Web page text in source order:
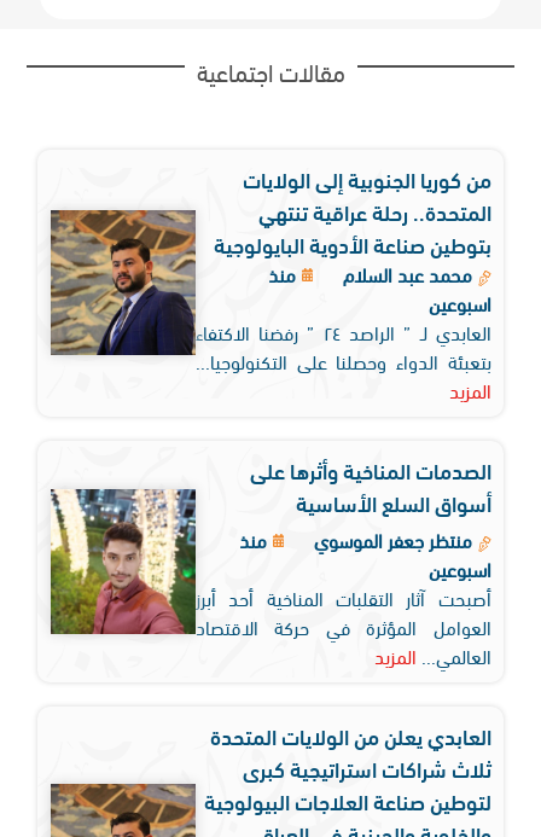
مقالات اجتماعية
من كوريا الجنوبية إلى الولايات
المتحدة.. رحلة عراقية تنتهي
بتوطين صناعة الأدوية البايولوجية
محمد عبد السلام
منذ
اسبوعين
العابدي لـ ” الراصد ٢٤ ” رفضنا الاكتفاء
بتعبئة الدواء وحصلنا على التكنولوجيا...
المزيد
الصدمات المناخية وأثرها على
أسواق السلع الأساسية
منتظر جعفر الموسوي
منذ
اسبوعين
أصبحت آثار التقلبات المناخية أحد أبرز
العوامل المؤثرة في حركة الاقتصاد
العالمي...
المزيد
العابدي يعلن من الولايات المتحدة
ثلاث شراكات استراتيجية كبرى
لتوطين صناعة العلاجات البيولوجية